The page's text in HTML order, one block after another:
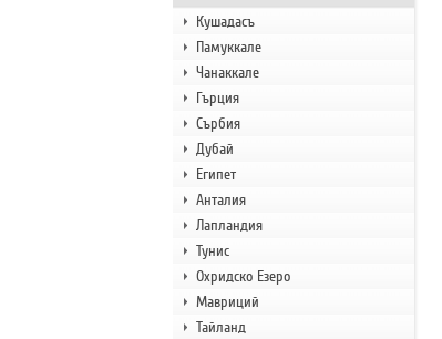
Кушадасъ
Памуккале
Чанаккале
Гърция
Сърбия
Дубай
Египет
Анталия
Лапландия
Тунис
Охридско Езеро
Мавриций
Тайланд